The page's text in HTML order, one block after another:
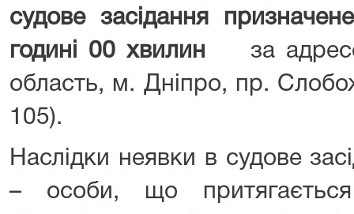
судове засідання
годині 00 хвилин
за
область, м. Дніпро, пр.
105).
Наслідки неявки в судове
– особи, що притягається